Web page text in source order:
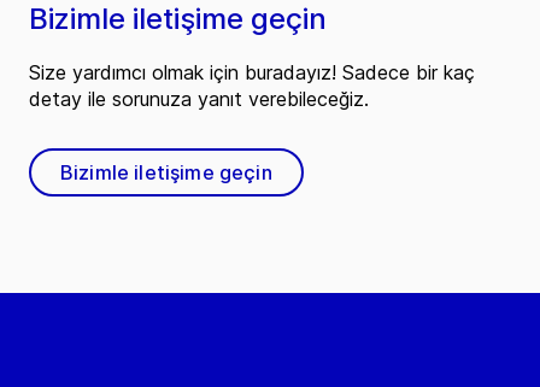
Bizimle iletişime geçin
Size yardımcı olmak için buradayız! Sadece bir kaç
detay ile sorunuza yanıt verebileceğiz.
Bizimle iletişime geçin